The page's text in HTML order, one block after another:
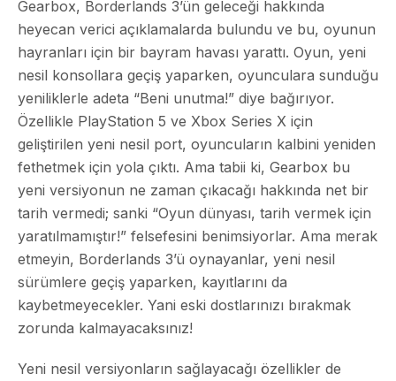
Gearbox, Borderlands 3’ün geleceği hakkında
heyecan verici açıklamalarda bulundu ve bu, oyunun
hayranları için bir bayram havası yarattı. Oyun, yeni
nesil konsollara geçiş yaparken, oyunculara sunduğu
yeniliklerle adeta “Beni unutma!” diye bağırıyor.
Özellikle PlayStation 5 ve Xbox Series X için
geliştirilen yeni nesil port, oyuncuların kalbini yeniden
fethetmek için yola çıktı. Ama tabii ki, Gearbox bu
yeni versiyonun ne zaman çıkacağı hakkında net bir
tarih vermedi; sanki “Oyun dünyası, tarih vermek için
yaratılmamıştır!” felsefesini benimsiyorlar. Ama merak
etmeyin, Borderlands 3’ü oynayanlar, yeni nesil
sürümlere geçiş yaparken, kayıtlarını da
kaybetmeyecekler. Yani eski dostlarınızı bırakmak
zorunda kalmayacaksınız!
Yeni nesil versiyonların sağlayacağı özellikler de